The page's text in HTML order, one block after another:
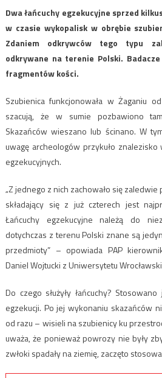
Dwa łańcuchy egzekucyjne sprzed
w czasie wykopalisk w obrębie
Zdaniem odkrywców tego typu
odkrywane na terenie Polski.
fragmentów kości.
Szubienica funkcjonowała w Żaganiu
szacują, że w sumie pozbawiono
Skazańców wieszano lub ścinano. W
uwagę archeologów przykuło
egzekucyjnych.
„Z jednego z nich zachowało się
składający się z już czterech jest
Łańcuchy egzekucyjne należą do
dotychczas z terenu Polski znane są
przedmioty” – opowiada PAP
Daniel Wojtucki z Uniwersytetu
Do czego służyły łańcuchy?
egzekucji. Po jej wykonaniu skazańców
od razu – wisieli na szubienicy ku
uważa, że ponieważ powrozy nie były
zwłoki spadały na ziemię, zaczęto